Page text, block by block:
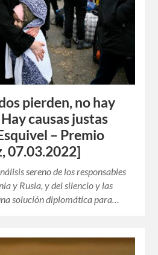
pierden, no hay
causas justas
– Premio
07.03.2022]
sereno de los responsables
y Rusia, y del silencio y las
solución diplomática para…